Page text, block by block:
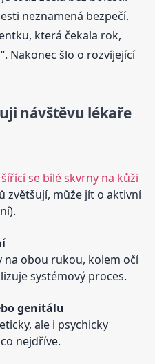
neznamená bezpečí.
která čekala rok,
Nakonec šlo o rozvíjející
návštěvu lékaře
šířící se bílé skvrny na kůži
zvětšují, může jít o aktivní
na obou rukou, kolem očí
systémový proces.
genitálu
ale i psychicky
nejdříve.